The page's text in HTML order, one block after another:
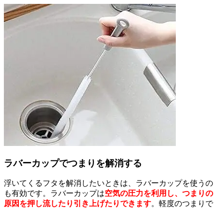
ラバーカップでつまりを解消する
浮いてくるフタを解消したいときは、ラバーカップを使うの
も有効です。ラバーカップは空気の圧力を利用し、つまりの
原因を押し流したり引き上げたりできます。軽度のつまりで